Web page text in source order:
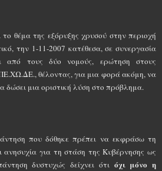
θέμα της εξόρυξης χρυσού στην περιοχή
την 1-11-2007 κατέθεσα, σε συνεργασία
από τους δύο νομούς, ερώτηση στους
θέλοντας, για μια φορά ακόμη, να
μια οριστική λύση στο πρόβλημα.
που δόθηκε πρέπει να εκφράσω τη
ανησυχία για τη στάση της Κυβέρνησης ως
δυστυχώς δείχνει ότι όχι μόνο η